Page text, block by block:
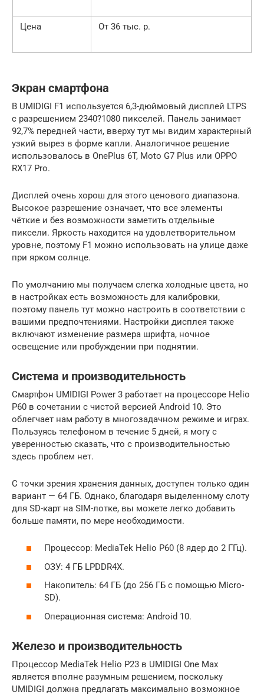
Цена От 36 тыс. р.
Экран смартфона
В UMIDIGI F1 используется 6,3-дюймовый дисплей LTPS
с разрешением 2340?1080 пикселей. Панель занимает
92,7% передней части, вверху тут мы видим характерный
узкий вырез в форме капли. Аналогичное решение
использовалось в OnePlus 6T, Moto G7 Plus или OPPO
RX17 Pro.
Дисплей очень хорош для этого ценового диапазона.
Высокое разрешение означает, что все элементы
чёткие и без возможности заметить отдельные
пиксели. Яркость находится на удовлетворительном
уровне, поэтому F1 можно использовать на улице даже
при ярком солнце.
По умолчанию мы получаем слегка холодные цвета, но
в настройках есть возможность для калибровки,
поэтому панель тут можно настроить в соответствии с
вашими предпочтениями. Настройки дисплея также
включают изменение размера шрифта, ночное
освещение или пробуждении при поднятии.
Система и производительность
Смартфон UMIDIGI Power 3 работает на процессоре Helio
P60 в сочетании с чистой версией Android 10. Это
облегчает нам работу в многозадачном режиме и играх.
Пользуясь телефоном в течение 5 дней, я могу с
уверенностью сказать, что с производительностью
здесь проблем нет.
С точки зрения хранения данных, доступен только один
вариант — 64 ГБ. Однако, благодаря выделенному слоту
для SD-карт на SIM-лотке, вы можете легко добавить
больше памяти, по мере необходимости.
Процессор: MediaTek Helio P60 (8 ядер до 2 ГГц).
ОЗУ: 4 ГБ LPDDR4X.
Накопитель: 64 ГБ (до 256 ГБ с помощью Micro-
SD).
Операционная система: Android 10.
Железо и производительность
Процессор MediaTek Helio P23 в UMIDIGI One Max
является вполне разумным решением, поскольку
UMIDIGI должна предлагать максимально возможное